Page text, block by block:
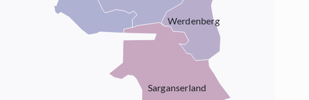
Sarganserland
Werdenberg